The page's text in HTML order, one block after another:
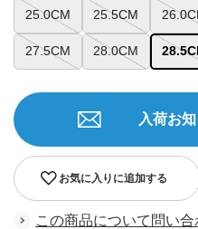
25.0CM 25.5CM
27.5CM 28.0CM
お気に入りに追加する
入荷お
この商品について問い合